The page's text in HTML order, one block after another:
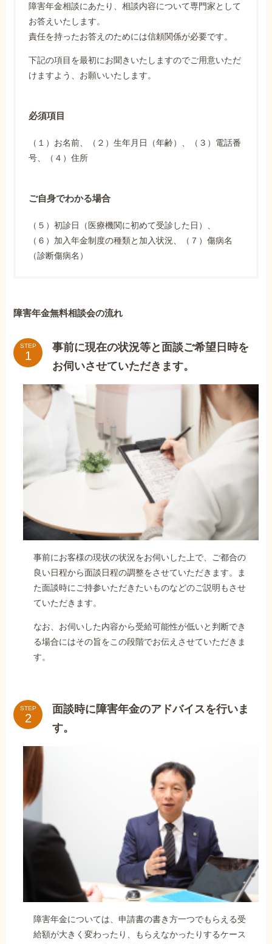
障害年金相談にあたり、相談内容について専門家として
お答えいたします。
責任を持ったお答えのためには信頼関係が必要です。
下記の項目を最初にお聞きいたしますのでご用意いただ
けますよう、お願いいたします。
必須項目
（１）お名前、（２）生年月日（年齢）、（３）電話番
号、（４）住所
ご自身でわかる場合
（５）初診日（医療機関に初めて受診した日）、
（６）加入年金制度の種類と加入状況、（７）傷病名
（診断傷病名）
障害年金無料相談会の流れ
STEP
事前に現在の状況等と面談ご希望日時を
お伺いさせていただきます。
事前にお客様の現状の状況をお伺いした上で、ご都合の
良い日程から面談日程の調整をさせていただきます。ま
た面談時にご持参いただきたいものなどのご説明もさせ
ていただきます。
なお、お伺いした内容から受給可能性が低いと判断でき
る場合にはその旨をこの段階でお伝えさせていただきま
す。
STEP
面談時に障害年金のアドバイスを行いま
す。
障害年金については、申請書の書き方一つでもらえる受
給額が大きく変わったり、もらえなかったりするケース